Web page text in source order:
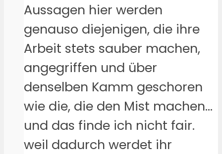
Aussagen hier werden
genauso diejenigen, die ihre
Arbeit stets sauber machen,
angegriffen und über
denselben Kamm geschoren
wie die, die den Mist machen…
und das finde ich nicht fair.
weil dadurch werdet ihr